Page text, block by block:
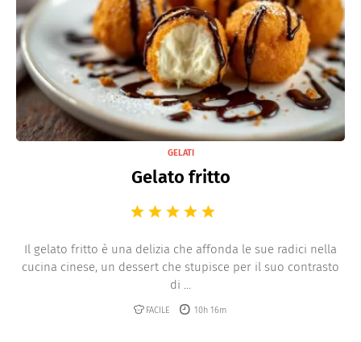
GELATI
Gelato fritto
Il gelato fritto è una delizia che affonda le sue radici nella
cucina cinese, un dessert che stupisce per il suo contrasto
di ...
FACILE 10h 16m